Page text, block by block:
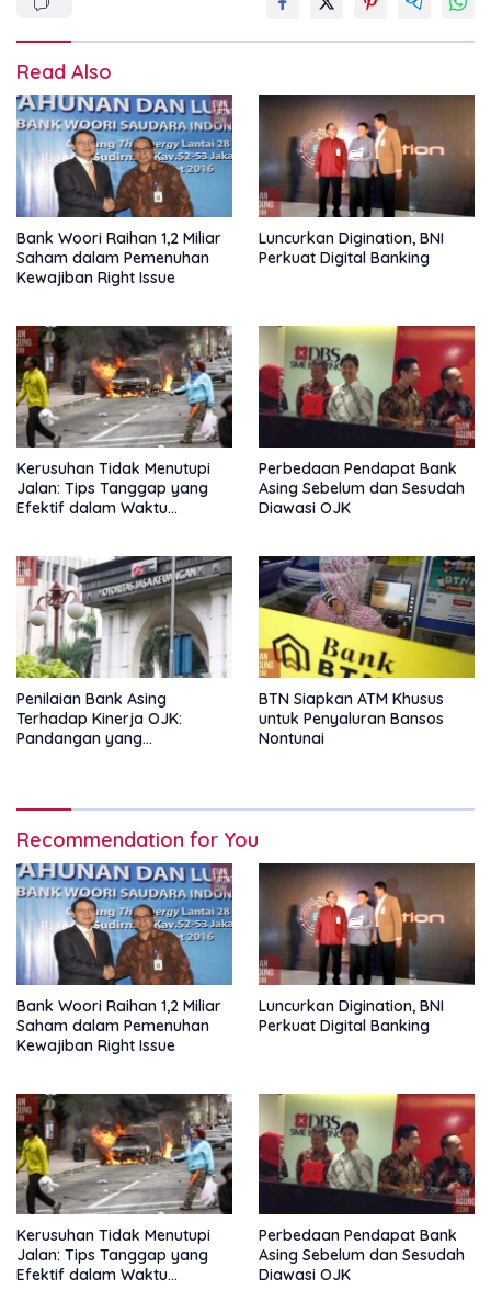
Read Also
Bank Woori Raihan 1,2 Miliar
Saham dalam Pemenuhan
Kewajiban Right Issue
Luncurkan Digination, BNI
Perkuat Digital Banking
Kerusuhan Tidak Menutupi
Jalan: Tips Tanggap yang
Efektif dalam Waktu
Perbedaan Pendapat Bank
Asing Sebelum dan Sesudah
Diawasi OJK
Penilaian Bank Asing
Terhadap Kinerja OJK:
Pandangan yang
BTN Siapkan ATM Khusus
untuk Penyaluran Bansos
Nontunai
Recommendation for You
Bank Woori Raihan 1,2 Miliar
Saham dalam Pemenuhan
Kewajiban Right Issue
Luncurkan Digination, BNI
Perkuat Digital Banking
Kerusuhan Tidak Menutupi
Jalan: Tips Tanggap yang
Efektif dalam Waktu
Perbedaan Pendapat Bank
Asing Sebelum dan Sesudah
Diawasi OJK